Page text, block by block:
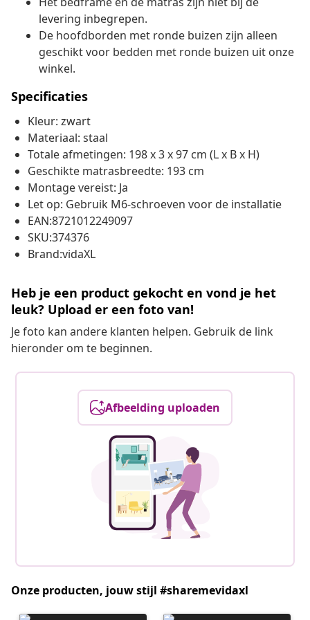
levering inbegrepen.
De hoofdborden met ronde buizen zijn alleen
geschikt voor bedden met ronde buizen uit onze
winkel.
Specificaties
Kleur: zwart
Materiaal: staal
Totale afmetingen: 198 x 3 x 97 cm (L x B x H)
Geschikte matrasbreedte: 193 cm
Montage vereist: Ja
Let op: Gebruik M6-schroeven voor de installatie
EAN:8721012249097
SKU:374376
Brand:vidaXL
Heb je een product gekocht en vond je het
leuk? Upload er een foto van!
Je foto kan andere klanten helpen. Gebruik de link
hieronder om te beginnen.
Afbeelding uploaden
Onze producten, jouw stijl #sharemevidaxl